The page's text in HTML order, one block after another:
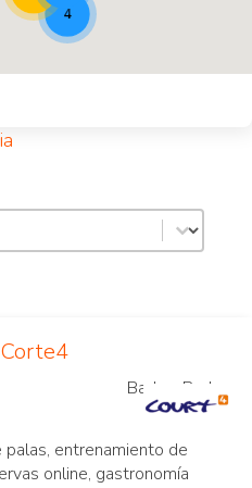
4
Baden-Baden
entrenamiento de
online, gastronomía